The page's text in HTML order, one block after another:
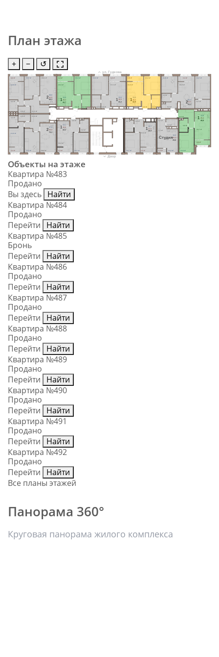
План этажа
+ − ↺
3,4 м²
12,7 м²
4,7 м²
15,3 м²
4,8 м²
1
12,7
37,5
40,9
1,4 м²
3,8 м²
3,7 м²
13,2 м²
7,7 м²
Cтудия
13,2
28,4
29,8
3,4 м²
4,8 м²
13,6 м²
18,7 м²
8,3 м² 1
13,6
45,4
48,8
3,4 м² 14,7 м²
5,7 м²
3,3 м²
11,6 м²
18,0 м²
6,6 м²
2
26,3
59,9
63,3
3,6 м² 13,0 м²
4,8 м²
5,0 м²
16,5 м²
1
13,0
39,3
42,9
3,4 м²
13,0 м²
4,8 м² 5,0 м²
17,1 м²
1
13,0
39,9
43,3
3,4 м² 13,0 м²
4,8 м²
5,0 м²
16,5 м²
1
13,0
39,3
42,7
3,4 м² 19,1 м²
12,9 м²
3,6 м²
4,4 м²
13,7 м²
11,1 м²
2
26,6
64,8
68,2
3,4 м² 19,9 м²
13,6 м²
3,6 м²
4,4 м²
14,3 м²
11,0 м²
2
27,9
66,8
70,2
3,4 м² 13,1 м²
4,8 м²
4,9 м²
16,0 м²
1
13,1
38,8
42,2
ул. Гудкова
Двор
Объекты на этаже
Квартира №483
Продано
Вы здесь Найти
Квартира №484
Продано
Перейти
Найти
Квартира №485
Бронь
Перейти
Найти
Квартира №486
Продано
Перейти
Найти
Квартира №487
Продано
Перейти
Найти
Квартира №488
Продано
Перейти
Найти
Квартира №489
Продано
Перейти
Найти
Квартира №490
Продано
Перейти
Найти
Квартира №491
Продано
Перейти
Найти
Квартира №492
Продано
Перейти
Найти
Все планы этажей
Панорама 360°
Круговая панорама жилого комплекса